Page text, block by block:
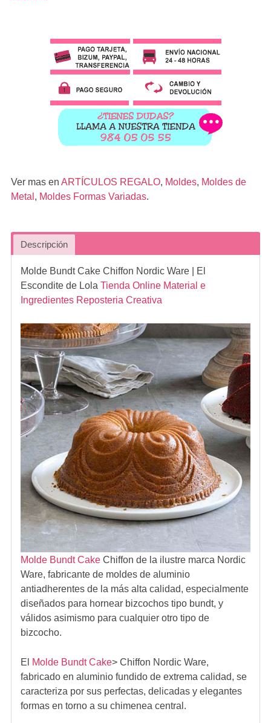
Ver mas en ARTÍCULOS REGALO, Moldes, Moldes de
Metal , Moldes Formas Variadas.
Descripción
Molde Bundt Cake Chiffon Nordic Ware| El
Escondite de Lola Tienda Online Material e
Ingredientes Reposteria Creativa
Molde Bundt Cake Chiffon de la ilustre marca Nordic
Ware, fabricante de moldes de aluminio
antiadherentes de la más alta calidad, especialmente
diseñados para hornear bizcochos tipo bundt, y
válidos asimismo para cualquier otro tipo de
bizcocho.
El Molde Bundt Cake> Chiffon Nordic Ware,
fabricado en aluminio fundido de extrema calidad, se
caracteriza por sus perfectas, delicadas y elegantes
formas en torno a su chimenea central.